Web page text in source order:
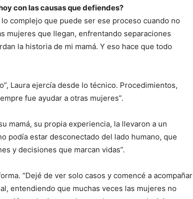
con las causas que defiendes?
complejo que puede ser ese proceso cuando no
mujeres que llegan, enfrentando separaciones
la historia de mi mamá. Y eso hace que todo
Laura ejercía desde lo técnico. Procedimientos,
fue ayudar a otras mujeres”.
mamá, su propia experiencia, la llevaron a un
podía estar desconectado del lado humano, que
y decisiones que marcan vidas”.
“Dejé de ver solo casos y comencé a acompañar
entendiendo que muchas veces las mujeres no